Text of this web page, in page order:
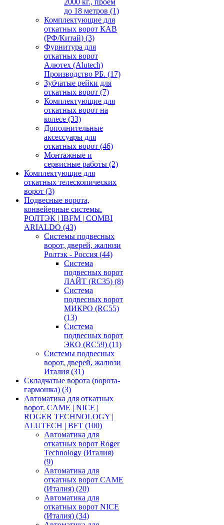
2000 кг., проем
до 18 метров (1)
Комплектующие для
откатных ворот КАВ
(РФ/Китай) (3)
Фурнитура для
откатных ворот
Алютех (Alutech)
Производство РБ. (17)
Зубчатые рейки для
откатных ворот (7)
Комплектующие для
откатных ворот на
колесе (33)
Дополнительные
аксессуары для
откатных ворот (46)
Монтажные и
сервисные работы (2)
Комплектующие для
откатных телескопических
ворот (3)
Подвесные ворота,
конвейерные системы.
РОЛТЭК | IBFM | COMBI
ARIALDO (43)
Системы подвесных
ворот, дверей, жалюзи
Ролтэк - Россия (44)
Система
подвесных ворот
ЛАЙТ (RC35) (8)
Система
подвесных ворот
МИКРО (RC55)
(13)
Система
подвесных ворот
ЭКО (RC59) (11)
Системы подвесных
ворот, дверей, жалюзи
Италия (31)
Складчатые ворота (ворота-
гармошка) (3)
Автоматика для откатных
ворот. CAME | NICE |
ROGER TECHNOLOGY |
ALUTECH | BFT (100)
Автоматика для
откатных ворот Roger
Technology (Италия)
(9)
Автоматика для
откатных ворот CAME
(Италия) (20)
Автоматика для
откатных ворот NICE
(Италия) (34)